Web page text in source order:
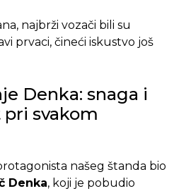
najbrži vozači bili su
prvaci, čineći iskustvo još
Denka: snaga i
svakom
našeg štanda bio
Denka, koji je pobudio